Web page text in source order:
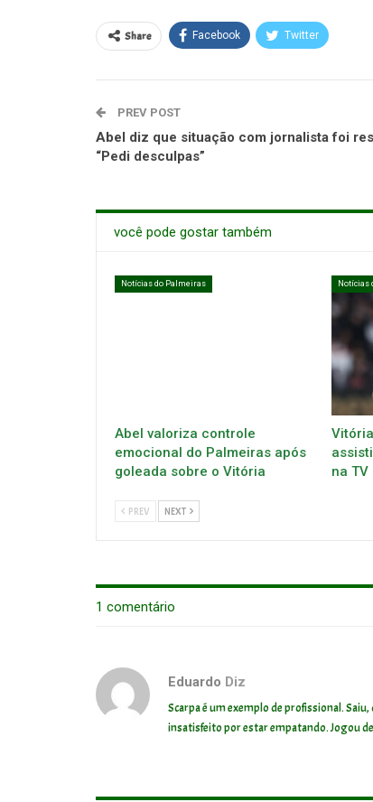
Share Facebook Twitter
PREV POST
Abel diz que situação com jornalista foi
“Pedi desculpas”
você pode gostar também
Notícias do Palmeiras
Abel valoriza controle
emocional do Palmeiras após
goleada sobre o Vitória
Notícias
na
PREV NEXT
1 comentário
Eduardo Diz
Scarpa é um exemplo de profissional.
insatisfeito por estar empatando. Jogou